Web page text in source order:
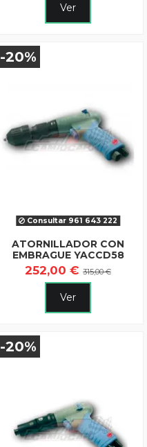
Ver
-20%
Consultar 961 643 222
ATORNILLADOR CON
EMBRAGUE YACCD58
252,00 € 315,00 €
Ver
-20%